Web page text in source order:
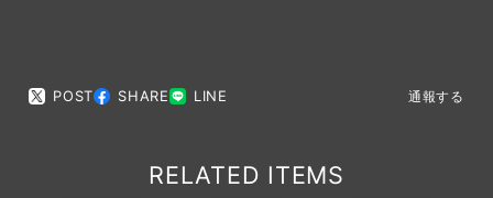
POST SHARE LINE 通報する
RELATED ITEMS